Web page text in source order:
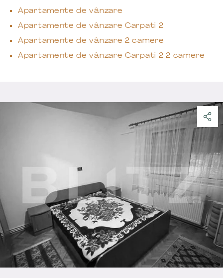
Apartamente de vânzare
Apartamente de vânzare Carpati 2
Apartamente de vânzare 2 camere
Apartamente de vânzare Carpati 2 2 camere